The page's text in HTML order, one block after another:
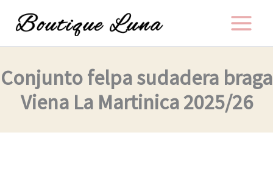
Conjunto felpa sudadera braga
Viena La Martinica 2025/26